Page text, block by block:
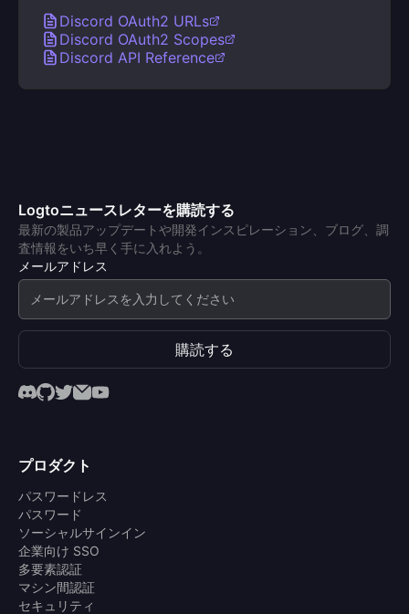
Discord OAuth2 URLs
Discord OAuth2 Scopes
Discord API Reference
Logtoニュースレターを購読する
最新の製品アップデートや開発インスピレーション、ブログ、調
査情報をいち早く手に入れよう。
メールアドレス
購読する
プロダクト
パスワードレス
パスワード
ソーシャルサインイン
企業向け SSO
多要素認証
マシン間認証
セキュリティ